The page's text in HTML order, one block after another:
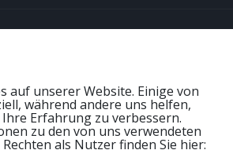
auf unserer Website. Einige von
während andere uns helfen,
Erfahrung zu verbessern.
zu den von uns verwendeten
als Nutzer finden Sie hier: